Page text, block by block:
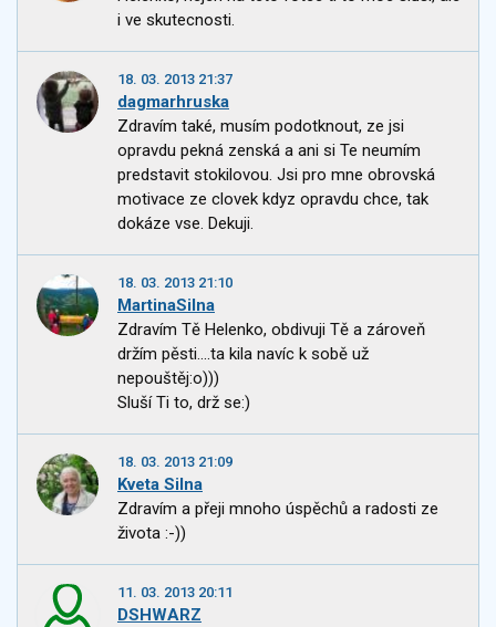
i ve skutecnosti.
18. 03. 2013 21:37
dagmarhruska
Zdravím také, musím podotknout, ze jsi
opravdu pekná zenská a ani si Te neumím
predstavit stokilovou. Jsi pro mne obrovská
motivace ze clovek kdyz opravdu chce, tak
dokáze vse. Dekuji.
18. 03. 2013 21:10
MartinaSilna
Zdravím Tě Helenko, obdivuji Tě a zároveň
držím pěsti....ta kila navíc k sobě už
nepouštěj:o)))
Sluší Ti to, drž se:)
18. 03. 2013 21:09
Kveta Silna
Zdravím a přeji mnoho úspěchů a radosti ze
života :-))
11. 03. 2013 20:11
DSHWARZ